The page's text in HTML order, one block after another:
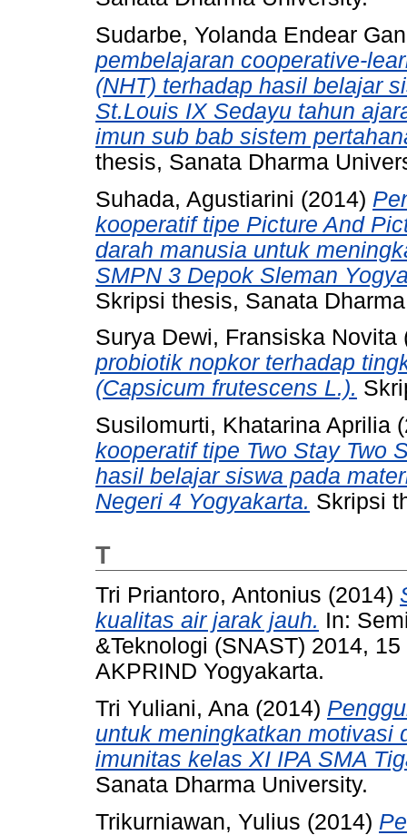
Sudarbe, Yolanda Endear
pembelajaran cooperative-
(NHT) terhadap hasil belajar
St.Louis IX Sedayu tahun
imun sub bab sistem
thesis, Sanata Dharma
Suhada, Agustiarini (2014)
kooperatif tipe Picture And
darah manusia untuk
SMPN 3 Depok Sleman
Skripsi thesis, Sanata
Surya Dewi, Fransiska Novita
probiotik nopkor terhadap
(Capsicum frutescens L.).
Susilomurti, Khatarina Aprilia
kooperatif tipe Two Stay Two
hasil belajar siswa pada
Negeri 4 Yogyakarta. Skripsi
T
Tri Priantoro, Antonius (2014)
kualitas air jarak jauh. In:
&Teknologi (SNAST) 2014,
AKPRIND Yogyakarta.
Tri Yuliani, Ana (2014)
untuk meningkatkan motivasi
imunitas kelas XI IPA SMA
Sanata Dharma University.
Trikurniawan, Yulius (2014)